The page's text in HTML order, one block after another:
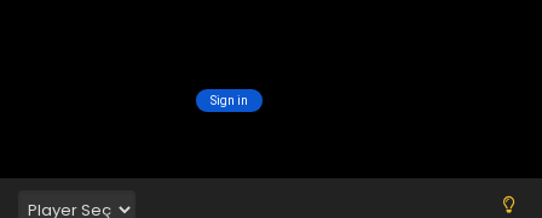
Blm 56 - Nisan 15, 2024
Legend of Xianwu 55.Bölüm